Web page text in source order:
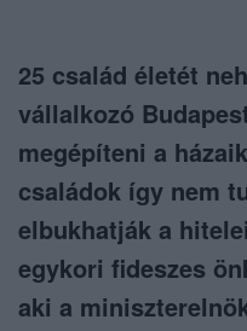
25 család életét
vállalkozó
megépíteni a
családok így nem
elbukhatják a
egykori fideszes
aki a